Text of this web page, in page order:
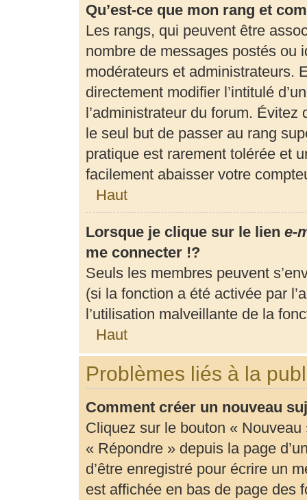
Qu’est-ce que mon rang et
Les rangs, qui peuvent être
nombre de messages postés ou
modérateurs et administrateurs.
directement modifier l’intitulé
l’administrateur du forum.
le seul but de passer au rang
pratique est rarement tolérée et
facilement abaisser votre
Haut
Lorsque je clique sur le lien e-
me connecter !?
Seuls les membres peuvent
(si la fonction a été activée par
l’utilisation malveillante de la
Haut
Problèmes liés à la
Comment créer un nouveau
Cliquez sur le bouton « Nouveau
« Répondre » depuis la page
d’être enregistré pour écrire un
est affichée en bas de page des